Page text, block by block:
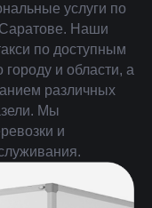
услуги по
Саратове. Наши
по доступным
и области, а
различных
Мы
и